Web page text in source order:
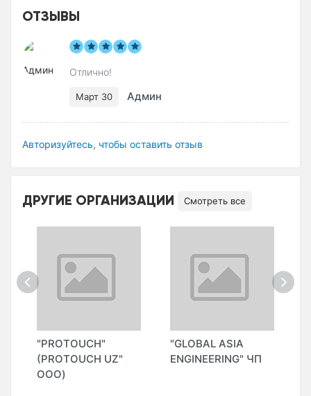
ОТЗЫВЫ
Отлично!
Март 30 Админ
Авторизуйтесь, чтобы оставить отзыв
ДРУГИЕ ОРГАНИЗАЦИИ Смотреть все
"PROTOUCH"
(PROTOUCH UZ"
ООО)
"GLOBAL ASIA
ENGINEERING" ЧП